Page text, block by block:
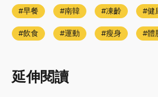
早餐 南韓 凍齡 健
飲食 運動 瘦身 體
延伸閱讀